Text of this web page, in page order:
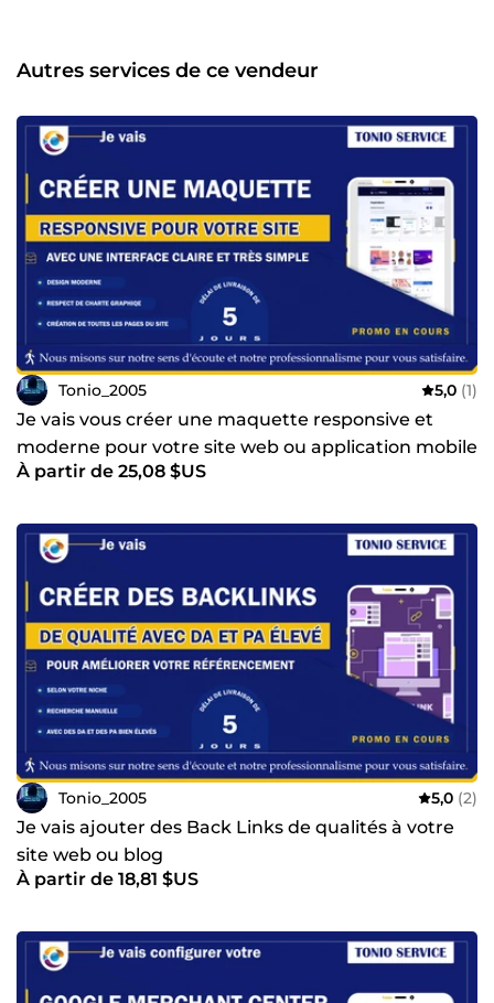
possible à nos clients.
Autres services de ce vendeur
Tonio_2005 5,0 (1)
Je vais vous créer une maquette responsive et
moderne pour votre site web ou application mobile
À partir de 25,08 $US
Tonio_2005 5,0 (2)
Je vais ajouter des Back Links de qualités à votre
site web ou blog
À partir de 18,81 $US